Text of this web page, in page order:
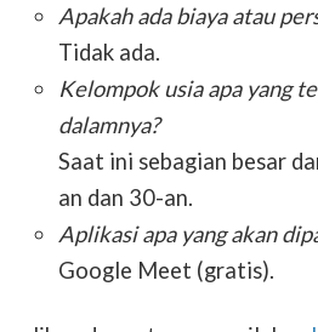
Apakah ada biaya atau
Tidak ada.
Kelompok usia apa yang
dalamnya?
Saat ini sebagian besar
an dan 30-an.
Aplikasi apa yang akan
Google Meet (gratis).